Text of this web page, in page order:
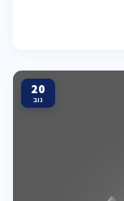
20
נוב